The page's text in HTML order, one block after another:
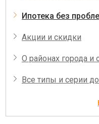
Ипотека без
Акции и скидки
О районах города и
Все типы и серии